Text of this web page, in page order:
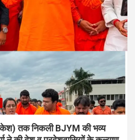
तक निकली BJYM की भव्य